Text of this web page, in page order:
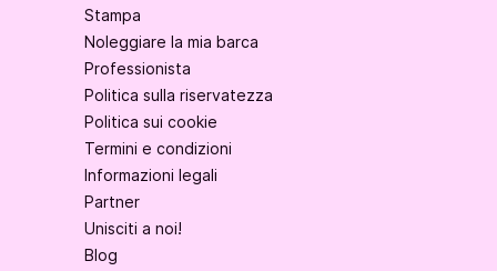
Stampa
Noleggiare la mia barca
Professionista
Politica sulla riservatezza
Politica sui cookie
Termini e condizioni
Informazioni legali
Partner
Unisciti a noi!
Blog